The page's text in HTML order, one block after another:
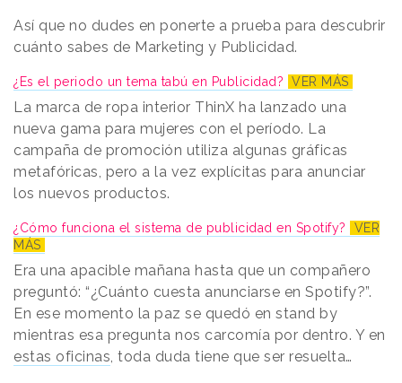
Así que no dudes en ponerte a prueba para descubrir
cuánto sabes de Marketing y Publicidad.
¿Es el periodo un tema tabú en Publicidad? VER MÁS
La marca de ropa interior ThinX ha lanzado una
nueva gama para mujeres con el período. La
campaña de promoción utiliza algunas gráficas
metafóricas, pero a la vez explícitas para anunciar
los nuevos productos.
¿Cómo funciona el sistema de publicidad en Spotify?
VER
MÁS
Era una apacible mañana hasta que un compañero
preguntó: “¿Cuánto cuesta anunciarse en Spotify?”.
En ese momento la paz se quedó en stand by
mientras esa pregunta nos carcomía por dentro. Y en
estas oficinas, toda duda tiene que ser resuelta…